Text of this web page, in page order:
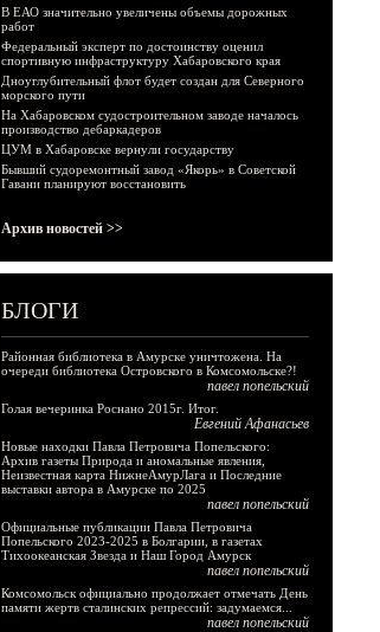
В ЕАО значительно увеличены объемы дорожных
работ
Федеральный эксперт по достоинству оценил
спортивную инфраструктуру Хабаровского края
Дноуглубительный флот будет создан для Северного
морского пути
На Хабаровском судостроительном заводе началось
производство дебаркадеров
ЦУМ в Хабаровске вернули государству
Бывший судоремонтный завод «Якорь» в Советской
Гавани планируют восстановить
Архив новостей >>
БЛОГИ
Районная библиотека в Амурске уничтожена. На
очереди библиотека Островского в Комсомольске?!
павел попельский
Голая вечеринка Роснано 2015г. Итог.
Евгений Афанасьев
Новые находки Павла Петровича Попельского:
Архив газеты Природа и аномальные явления,
Неизвестная карта НижнеАмурЛага и Последние
выставки автора в Амурске по 2025
павел попельский
Официальные публикации Павла Петровича
Попельского 2023-2025 в Болгарии, в газетах
Тихоокеанская Звезда и Наш Город Амурск
павел попельский
Комсомольск официально продолжает отмечать День
памяти жертв сталинских репрессий: задумаемся...
павел попельский